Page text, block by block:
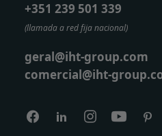
+351 239 501 339
(llamada a red fija nacional)
geral@iht-group.com
comercial@iht-